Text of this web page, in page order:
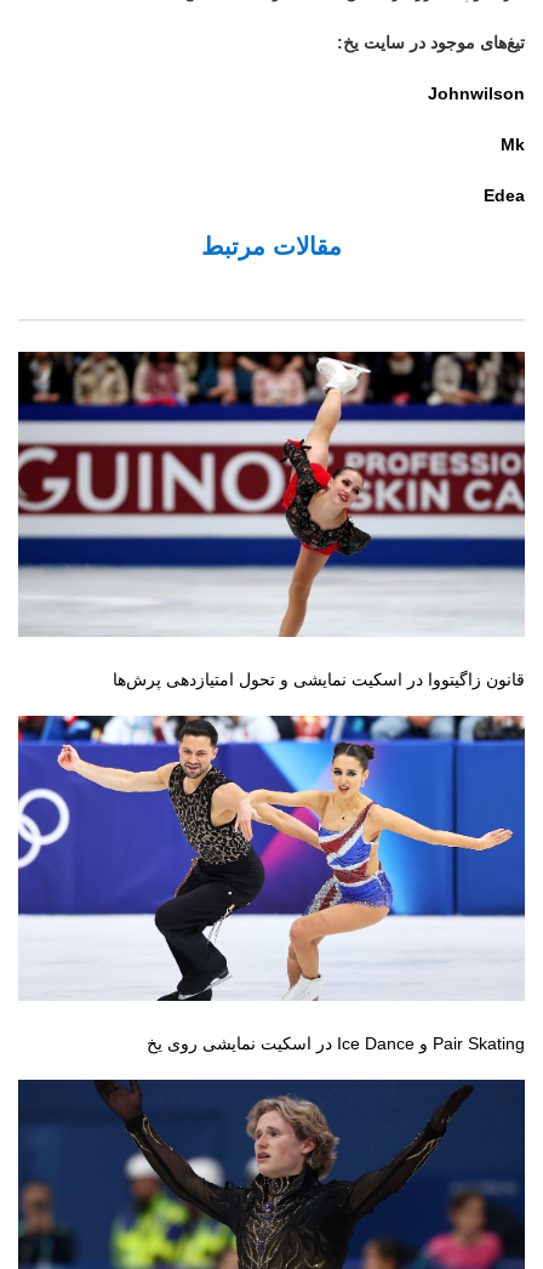
تیغ‌های موجود در سایت یخ:
Johnwilson
Mk
Edea
مقالات مرتبط
قانون زاگیتووا در اسکیت نمایشی و تحول امتیازدهی پرش‌ها
Pair Skating و Ice Dance در اسکیت نمایشی روی یخ